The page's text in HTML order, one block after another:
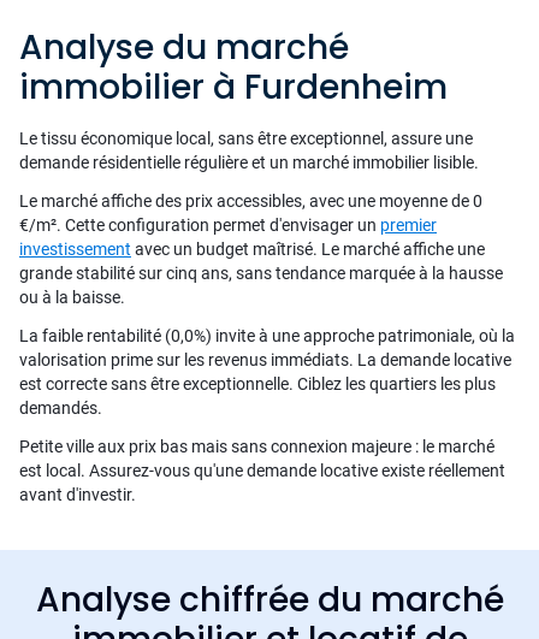
Analyse du marché
immobilier à Furdenheim
Le tissu économique local, sans être exceptionnel, assure une
demande résidentielle régulière et un marché immobilier lisible.
Le marché affiche des prix accessibles, avec une moyenne de 0
€/m². Cette configuration permet d'envisager un premier
investissement avec un budget maîtrisé. Le marché affiche une
grande stabilité sur cinq ans, sans tendance marquée à la hausse
ou à la baisse.
La faible rentabilité (0,0%) invite à une approche patrimoniale, où la
valorisation prime sur les revenus immédiats. La demande locative
est correcte sans être exceptionnelle. Ciblez les quartiers les plus
demandés.
Petite ville aux prix bas mais sans connexion majeure : le marché
est local. Assurez-vous qu'une demande locative existe réellement
avant d'investir.
Analyse chiffrée du marché